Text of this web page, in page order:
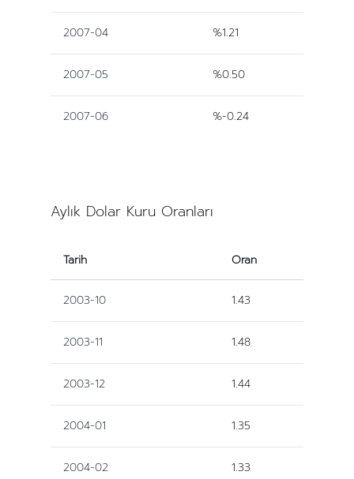
2007-04 %1.21
2007-05 %0.50
2007-06 %-0.24
Aylık Dolar Kuru Oranları
Tarih Oran
2003-10 1.43
2003-11 1.48
2003-12 1.44
2004-01 1.35
2004-02 1.33